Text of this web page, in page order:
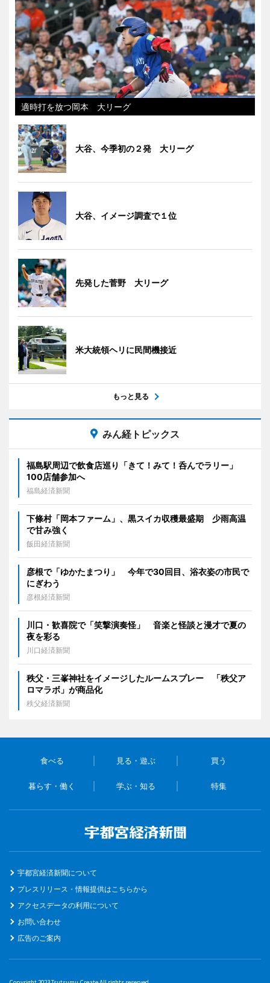
適時打を放つ岡本 大リーグ
大谷、今季初の２発 大リーグ
大谷、イメージ調査で１位
先発した菅野 大リーグ
米大統領ヘリに民間機接近
もっと見る
みん経トピックス
福島駅周辺で飲食店巡り「きて！みて！呑んでラリー」
100店舗参加へ
福島経済新聞
下條村「岡本ファーム」、黒スイカ収穫最盛期 少雨高温
で甘み強く
飯田経済新聞
彦根で「ゆかたまつり」 今年で30回目、浴衣姿の市民で
にぎわう
彦根経済新聞
川口・歓喜院で「笑撃演奏怪」 音楽と怪談と漫才で夏の
夜を彩る
川口経済新聞
秩父・三峯神社をイメージしたルームスプレー 「秩父ア
ロマラボ」が商品化
秩父経済新聞
食べる 見る・遊ぶ 買う
暮らす・働く 学ぶ・知る 特集
宇都宮経済新聞について
プレスリリース・情報提供はこちらから
アクセスデータの利用について
お問い合わせ
広告のご案内